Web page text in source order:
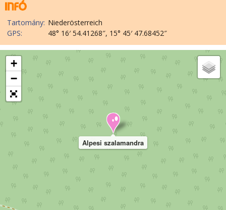
Tartomány: Niederösterreich
GPS:
48° 16′ 54.41268″, 15° 45′ 47.68452″
Alpesi szalamandra
+
−